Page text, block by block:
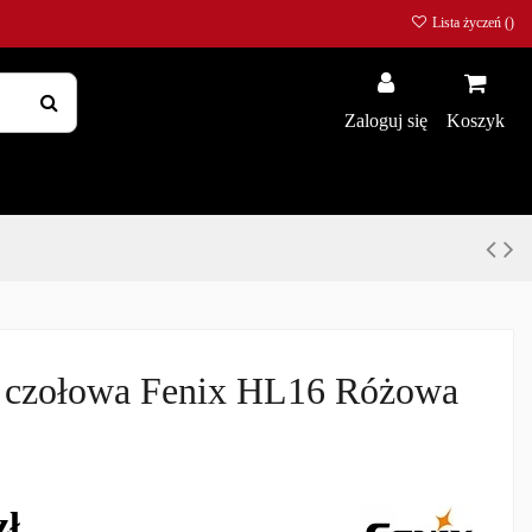
Lista życzeń ()
Zaloguj się Koszyk
Fenix HL16 Różowa